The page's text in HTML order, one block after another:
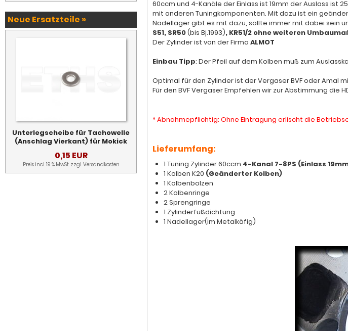
60ccm und 4-Kanäle der Einlass ist 19mm der Auslass ist
mit anderen Tuningkomponenten. Mit dazu ist ein
Nadellager gibt es mit dazu, sollte immer mit dabei sein
S51, SR50(bis Bj.1993), KR51/2 ohne weiteren
Der Zylinder ist von der Firma ALMOT
Einbau Tipp: Der Pfeil auf dem Kolben muß zum
Optimal für den Zylinder ist der Vergaser BVF oder Amal
Für den BVF Vergaser Empfehlen wir zur Abstimmung die
* Abnahmepflichtig: Ohne Eintragung erlischt die
Lieferumfang:
1 Tuning Zylinder 60ccm 4-Kanal 7-8PS (Einlass
1 Kolben K20 (Geänderter Kolben)
1 Kolbenbolzen
2 Kolbenringe
2 Sprengringe
1 Zylinderfußdichtung
1 Nadellager(im Metalkäfig)
Neue Ersatzteile »
Unterlegscheibe für Tachowelle
(Anschlag Vierkant) für Mokick
0,15 EUR
Preis incl. 19 % MwSt. zzgl.Versandkosten